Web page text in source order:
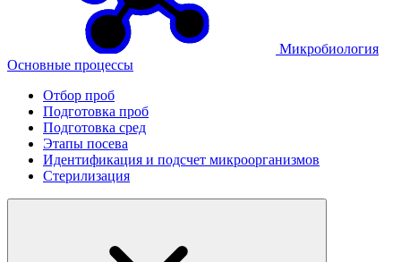
Микробиология
Основные процессы
Отбор проб
Подготовка проб
Подготовка сред
Этапы посева
Идентификация и подсчет микроорганизмов
Стерилизация